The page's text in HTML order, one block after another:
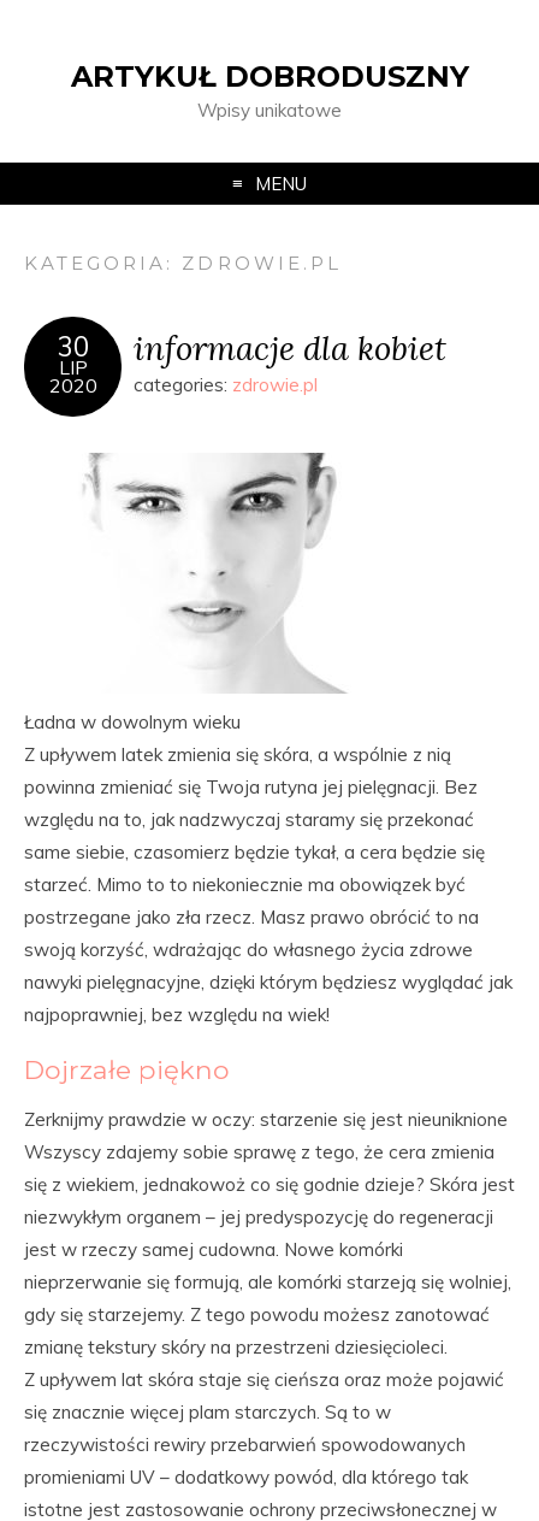
ARTYKUŁ DOBRODUSZNY
Wpisy unikatowe
MENU
KATEGORIA: ZDROWIE.PL
30
LIP
2020
informacje dla kobiet
categories: zdrowie.pl
Ładna w dowolnym wieku
Z upływem latek zmienia się skóra, a wspólnie z nią
powinna zmieniać się Twoja rutyna jej pielęgnacji. Bez
względu na to, jak nadzwyczaj staramy się przekonać
same siebie, czasomierz będzie tykał, a cera będzie się
starzeć. Mimo to to niekoniecznie ma obowiązek być
postrzegane jako zła rzecz. Masz prawo obrócić to na
swoją korzyść, wdrażając do własnego życia zdrowe
nawyki pielęgnacyjne, dzięki którym będziesz wyglądać jak
najpoprawniej, bez względu na wiek!
Dojrzałe piękno
Zerknijmy prawdzie w oczy: starzenie się jest nieuniknione
Wszyscy zdajemy sobie sprawę z tego, że cera zmienia
się z wiekiem, jednakowoż co się godnie dzieje? Skóra jest
niezwykłym organem – jej predyspozycję do regeneracji
jest w rzeczy samej cudowna. Nowe komórki
nieprzerwanie się formują, ale komórki starzeją się wolniej,
gdy się starzejemy. Z tego powodu możesz zanotować
zmianę tekstury skóry na przestrzeni dziesięcioleci.
Z upływem lat skóra staje się cieńsza oraz może pojawić
się znacznie więcej plam starczych. Są to w
rzeczywistości rewiry przebarwień spowodowanych
promieniami UV – dodatkowy powód, dla którego tak
istotne jest zastosowanie ochrony przeciwsłonecznej w